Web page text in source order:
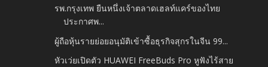
รพ.กรุงเทพ ยืนหนึ่งเจ้าตลาดเฮลท์แคร์ของไทย
ประกาศพ...
ผู้ถือหุ้นรายย่อยอนุมัติเข้าซื้อธุรกิจสุกรในจีน 99...
หัวเว่ยเปิดตัว HUAWEI FreeBuds Pro หูฟังไร้สาย